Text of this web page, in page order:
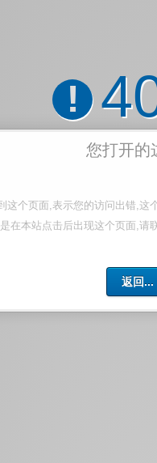
!
您打开的
这个页面,表示您的访问出错,这
在本站点击后出现这个页面,请
返回...